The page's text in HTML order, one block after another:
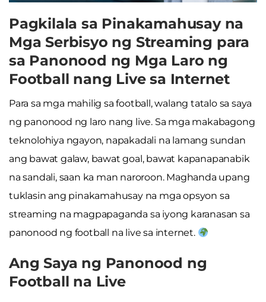
Pagkilala sa Pinakamahusay na
Mga Serbisyo ng Streaming para
sa Panonood ng Mga Laro ng
Football nang Live sa Internet
Para sa mga mahilig sa football, walang tatalo sa saya
ng panonood ng laro nang live. Sa mga makabagong
teknolohiya ngayon, napakadali na lamang sundan
ang bawat galaw, bawat goal, bawat kapanapanabik
na sandali, saan ka man naroroon. Maghanda upang
tuklasin ang pinakamahusay na mga opsyon sa
streaming na magpapaganda sa iyong karanasan sa
panonood ng football na live sa internet.
Ang Saya ng Panonood ng
Football na Live